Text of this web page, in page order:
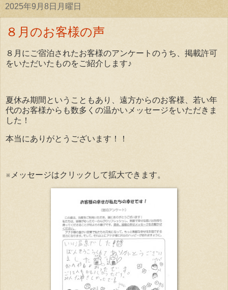
2025年9月8日月曜日
８月のお客様の声
８月にご宿泊されたお客様のアンケートのうち、掲載許可
をいただいたものをご紹介します♪
夏休み期間ということもあり、遠方からのお客様、若い年
代のお客様からも数多くの温かいメッセージをいただきま
した！
本当にありがとうございます！！
※メッセージはクリックして拡大できます。